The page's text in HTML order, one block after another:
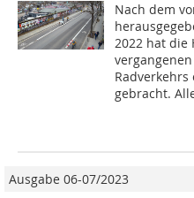
Nach dem
2022 hat die
gebracht.
Ausgabe 06-07/2023